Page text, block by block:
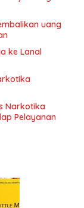
uang
ke Lanal
Narkotika
Pelayanan